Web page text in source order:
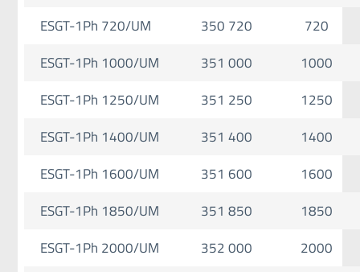
ESGT-1Ph 720/UM
350 720
720
ESGT-1Ph 1000/UM
351 000
1000
ESGT-1Ph 1250/UM
351 250
1250
ESGT-1Ph 1400/UM
351 400
1400
ESGT-1Ph 1600/UM
351 600
1600
ESGT-1Ph 1850/UM
351 850
1850
ESGT-1Ph 2000/UM
352 000
2000